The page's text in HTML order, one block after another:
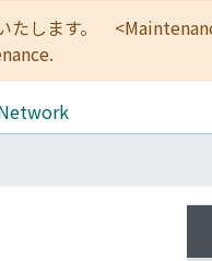
たします。